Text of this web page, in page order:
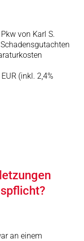
von Karl S.
(inkl. 2,4%
an einem